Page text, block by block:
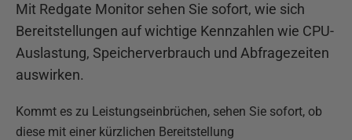
Mit Redgate Monitor sehen Sie sofort, wie sich
Bereitstellungen auf wichtige Kennzahlen wie CPU-
Auslastung, Speicherverbrauch und Abfragezeiten
auswirken.
Kommt es zu Leistungseinbrüchen, sehen Sie sofort, ob
diese mit einer kürzlichen Bereitstellung